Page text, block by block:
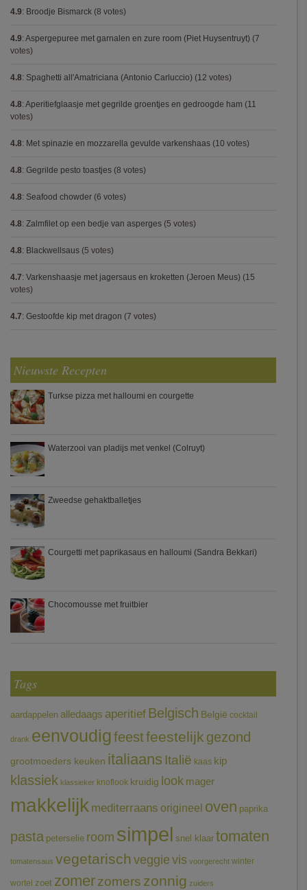
4.9: Broodje Bismarck (8 votes)
4.9: Aspergepuree met garnalen en zure room (Piet Huysentruyt) (7
votes)
4.8: Spaghetti all'Amatriciana (Antonio Carluccio) (12 votes)
4.8: Aperitiefglaasje met gegrilde groentjes en gedroogde ham (11
votes)
4.8: Met spinazie en mozzarella gevulde varkenshaas (10 votes)
4.8: Gegrilde pesto toastjes (8 votes)
4.8: Seafood chowder (6 votes)
4.8: Zalmfilet op een bedje van asperges (5 votes)
4.8: Blackwellsaus (5 votes)
4.7: Varkenshaasje met jagersaus en kroketten (Jeroen Meus) (15
votes)
4.7: Gestoofde kip met dragon (7 votes)
Nieuwste Recepten
Turkse pizza met halloumi en courgette
Waterzooi van pladijs met venkel (Colruyt)
Zweedse gehaktballetjes
Courgetti met paprikasaus en halloumi (Sandra Bekkari)
Chocomousse met fruitbier
Tags
aardappelen alledaags aperitief Belgisch België cocktail
drank eenvoudigfeestfeestelijk gezond
grootmoeders keuken italiaans Italië kaas kip
klassiek klassieker knoflook kruidig look mager
makkelijk mediterraans origineel oven paprika
pasta peterselie room simpel snel klaar tomaten
tomatensaus vegetarischveggie vis voorgerecht winter
wortel zoet zomerzomers zonnig zuiders